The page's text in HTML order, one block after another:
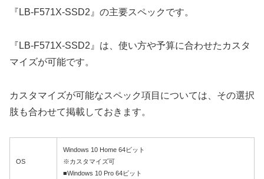
『LB-F571X-SSD2』の主要スペックです。
『LB-F571X-SSD2』は、使い方や予算に合わせたカスタ
マイズが可能です。
カスタマイズが可能なスペック項目については、その選択
肢も合わせて掲載しておきます。
OS
Windows 10 Home 64ビット
※カスタマイズ可
■Windows 10 Pro 64ビット